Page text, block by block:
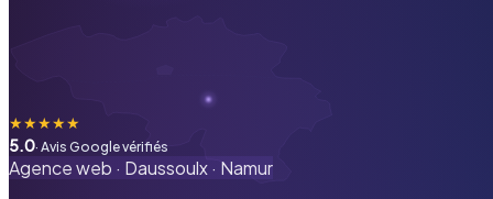
★★★★★
5.0· Avis Google vérifiés
Agence web · Daussoulx· Namur